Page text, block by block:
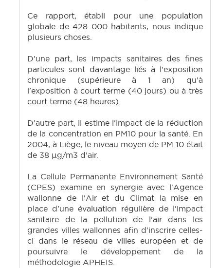
Ce rapport, établi pour une population
globale de 428 000 habitants, nous indique
plusieurs choses.
D'une part, les impacts sanitaires des fines
particules sont davantage liés à l'exposition
chronique (supérieure à 1 an) qu'à
l'exposition à court terme (40 jours) ou à très
court terme (48 heures).
D'autre part, il estime l'impact de la réduction
de la concentration en PM10 pour la santé. En
2004, à Liège, le niveau moyen de PM 10 était
de 38 µg/m3 d'air.
La Cellule Permanente Environnement Santé
(CPES) examine en synergie avec l'Agence
wallonne de l'Air et du Climat la mise en
place d'une évaluation régulière de l'impact
sanitaire de la pollution de l'air dans les
grandes villes wallonnes afin d'inscrire celles-
ci dans le réseau de villes européen et de
poursuivre le développement de la
méthodologie APHEIS.